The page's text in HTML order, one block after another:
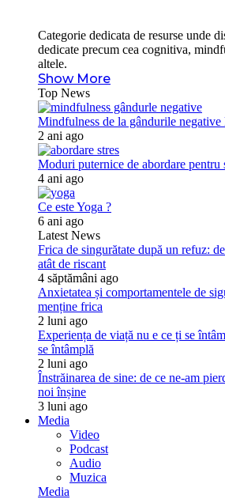
Categorie dedicata de resurse unde
dedicate precum cea cognitiva,
altele.
Show More
Top News
Mindfulness de la gândurile
2 ani ago
Moduri puternice de abordare pentru
4 ani ago
Ce este Yoga ?
6 ani ago
Latest News
Frica de singurătate după un refuz:
atât de riscant
4 săptămâni ago
Anxietatea și comportamentele de
menține frica
2 luni ago
Experiența de viață nu e ce ți se
se întâmplă
2 luni ago
Înstrăinarea de sine: de ce ne-am
noi înșine
3 luni ago
Media
Video
Podcast
Audio
Muzica
Media